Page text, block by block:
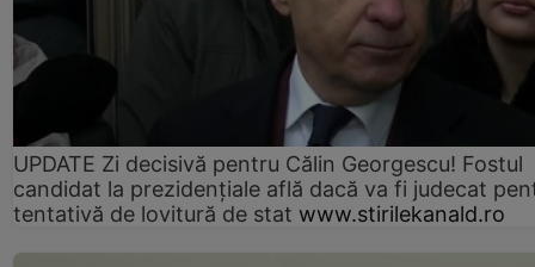
UPDATE Zi decisivă pentru Călin Georgescu! Fostul
candidat la prezidențiale află dacă va fi judecat
tentativă de lovitură de stat www.stirilekanald.ro